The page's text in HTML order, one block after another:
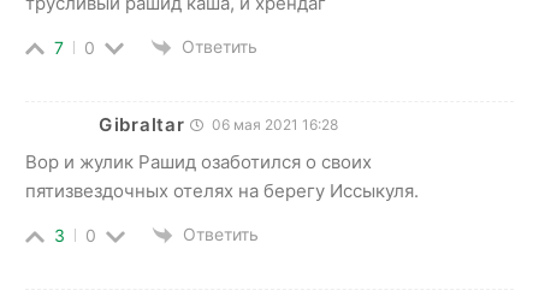
7 0 Ответить
Gibraltar 06 мая 2021 16:28
Вор и жулик Рашид озаботился о своих
пятизвездочных отелях на берегу Иссыкуля.
3 0 Ответить